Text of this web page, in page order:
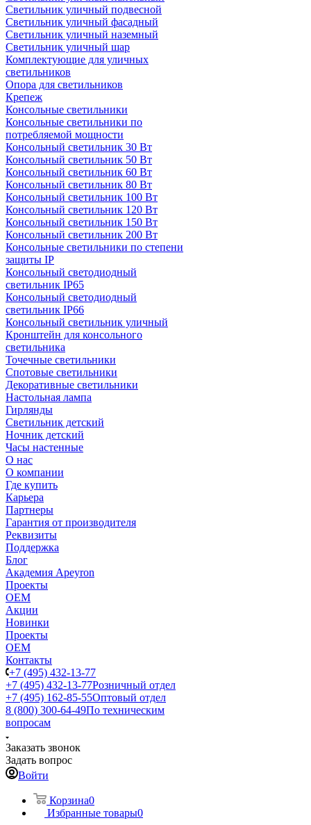
Светильник уличный подвесной
Светильник уличный фасадный
Светильник уличный наземный
Cветильник уличный шар
Комплектующие для уличных
светильников
Опора для светильников
Крепеж
Консольные светильники
Консольные светильники по
потребляемой мощности
Консольный светильник 30 Вт
Консольный светильник 50 Вт
Консольный светильник 60 Вт
Консольный светильник 80 Вт
Консольный светильник 100 Вт
Консольный светильник 120 Вт
Консольный светильник 150 Вт
Консольный светильник 200 Вт
Консольные светильники по степени
защиты IP
Консольный светодиодный
светильник IP65
Консольный светодиодный
светильник IP66
Консольный светильник уличный
Кронштейн для консольного
светильника
Точечные светильники
Спотовые светильники
Декоративные светильники
Настольная лампа
Гирлянды
Светильник детский
Ночник детский
Часы настенные
О нас
О компании
Где купить
Карьера
Партнеры
Гарантия от производителя
Реквизиты
Поддержка
Блог
Академия Apeyron
Проекты
ОЕМ
Акции
Новинки
Проекты
ОЕМ
Контакты
+7 (495) 432-13-77
+7 (495) 432-13-77Розничный отдел
+7 (495) 162-85-55Оптовый отдел
8 (800) 300-64-49По техническим
вопросам
Заказать звонок
Задать вопрос
Войти
Корзина0
Избранные товары0